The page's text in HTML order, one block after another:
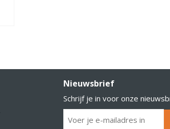
Nieuwsbrief
Schrijf je in voor onze